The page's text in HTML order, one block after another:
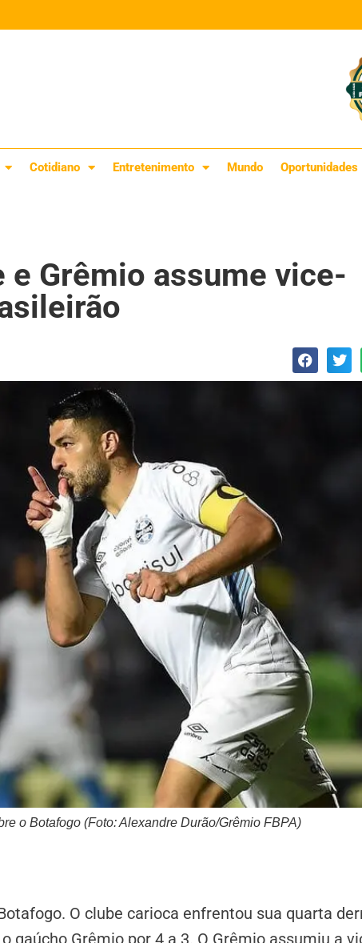
Cotidiano Entretenimento Mundo Oportunidades
Grêmio assume vice-
o Botafogo (Foto: Alexandre Durão/Grêmio FBPA)
O clube carioca enfrentou sua quarta
gaúcho Grêmio por 4 a 3. O Grêmio assumiu a